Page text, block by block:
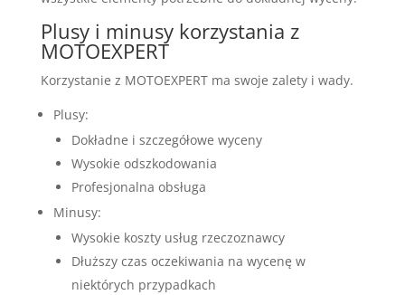
Plusy i minusy korzystania z
MOTOEXPERT
Korzystanie z MOTOEXPERT ma swoje zalety i wady.
Plusy:
Dokładne i szczegółowe wyceny
Wysokie odszkodowania
Profesjonalna obsługa
Minusy:
Wysokie koszty usług rzeczoznawcy
Dłuższy czas oczekiwania na wycenę w
niektórych przypadkach